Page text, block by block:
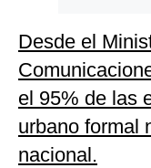
Desde el
el 95% de las
urbano formal
nacional.